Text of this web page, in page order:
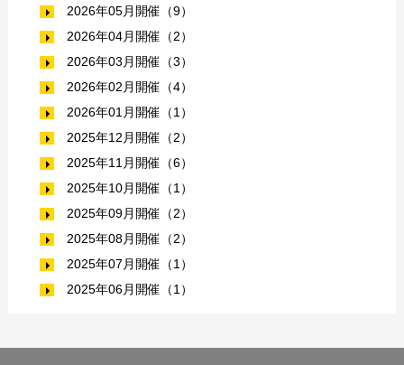
2026年05月開催（9）
2026年04月開催（2）
2026年03月開催（3）
2026年02月開催（4）
2026年01月開催（1）
2025年12月開催（2）
2025年11月開催（6）
2025年10月開催（1）
2025年09月開催（2）
2025年08月開催（2）
2025年07月開催（1）
2025年06月開催（1）